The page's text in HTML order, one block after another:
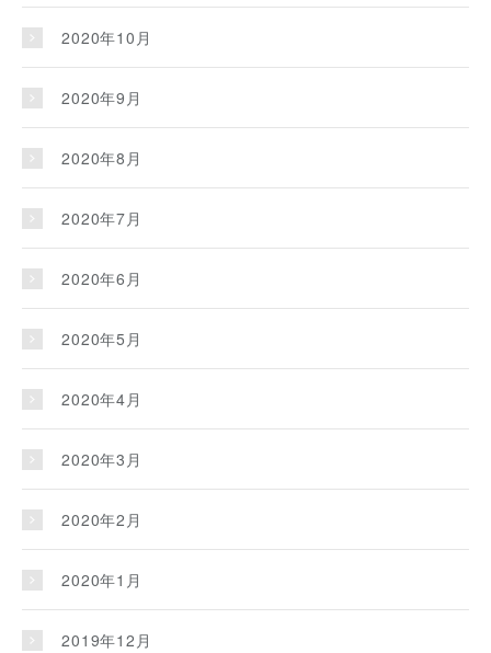
2020年10月
2020年9月
2020年8月
2020年7月
2020年6月
2020年5月
2020年4月
2020年3月
2020年2月
2020年1月
2019年12月